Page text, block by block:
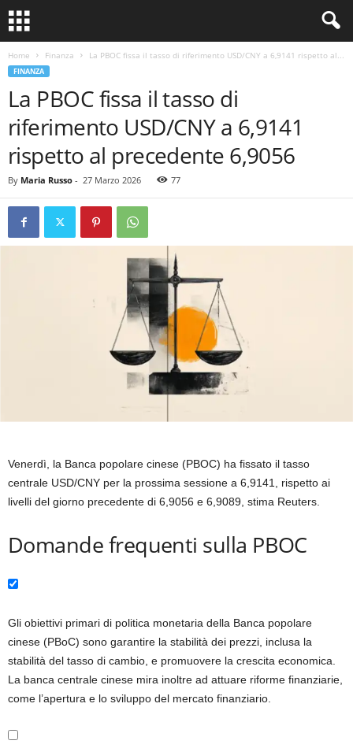
Home Finanza La PBOC fissa il tasso di riferimento USD/CNY a 6,9141 rispetto al...
FINANZA
La PBOC fissa il tasso di
riferimento USD/CNY a 6,9141
rispetto al precedente 6,9056
By Maria Russo - 27 Marzo 2026 77
Venerdì, la Banca popolare cinese (PBOC) ha fissato il tasso
centrale USD/CNY per la prossima sessione a 6,9141, rispetto ai
livelli del giorno precedente di 6,9056 e 6,9089, stima Reuters.
Domande frequenti sulla PBOC
Gli obiettivi primari di politica monetaria della Banca popolare
cinese (PBoC) sono garantire la stabilità dei prezzi, inclusa la
stabilità del tasso di cambio, e promuovere la crescita economica.
La banca centrale cinese mira inoltre ad attuare riforme finanziarie,
come l’apertura e lo sviluppo del mercato finanziario.